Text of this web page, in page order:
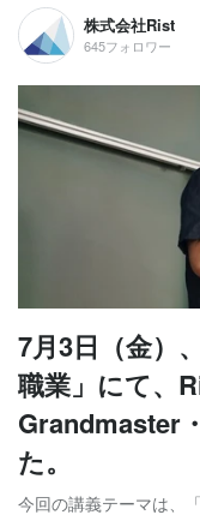
株式会社Rist
645フォロワー
7月3日（金）
職業」にて、
Grandmaster
た。
今回の講義テーマは、